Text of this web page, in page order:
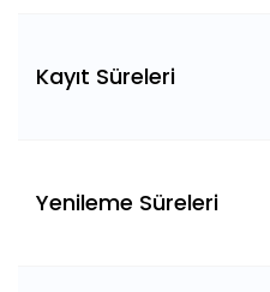
Kayıt Süreleri
Yenileme Süreleri